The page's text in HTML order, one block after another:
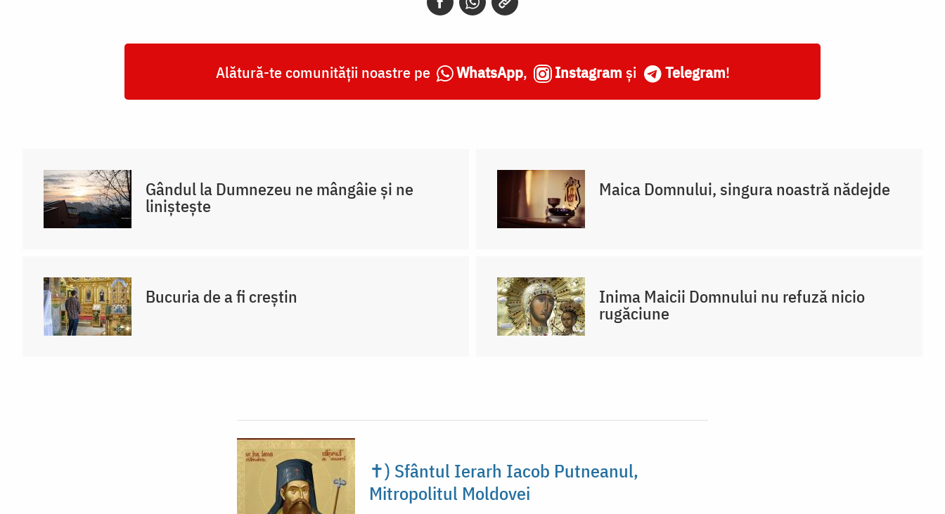
Alătură-te comunității noastre pe WhatsApp, Instagram și Telegram!
Gândul la Dumnezeu ne mângâie și ne
liniștește
Maica Domnului, singura noastră nădejde
Bucuria de a fi creștin Inima Maicii Domnului nu refuză nicio
rugăciune
✝) Sfântul Ierarh Iacob Putneanul,
Mitropolitul Moldovei